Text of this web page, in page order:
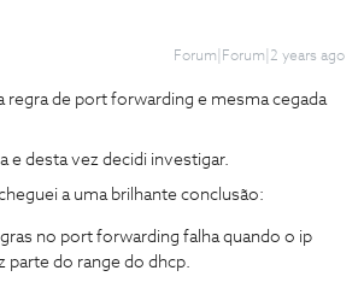
Forum|Forum|2 years ago
regra de port forwarding e mesma cegada
e desta vez decidi investigar.
a uma brilhante conclusão:
no port forwarding falha quando o ip
parte do range do dhcp.